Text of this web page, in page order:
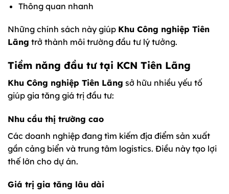
Thông quan nhanh
Những chính sách này giúp Khu Công nghiệp Tiên
Lãng trở thành môi trường đầu tư lý tưởng.
Tiềm năng đầu tư tại KCN Tiên Lãng
Khu Công nghiệp Tiên Lãng sở hữu nhiều yếu tố
giúp gia tăng giá trị đầu tư:
Nhu cầu thị trường cao
Các doanh nghiệp đang tìm kiếm địa điểm sản xuất
gần cảng biển và trung tâm logistics. Điều này tạo lợi
thế lớn cho dự án.
Giá trị gia tăng lâu dài